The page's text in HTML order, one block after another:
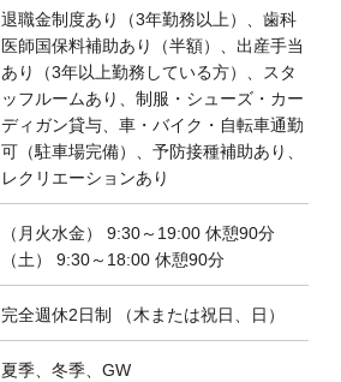
退職金制度あり（3年勤務以上）、歯科
医師国保料補助あり（半額）、出産手当
あり（3年以上勤務している方）、スタ
ッフルームあり、制服・シューズ・カー
ディガン貸与、車・バイク・自転車通勤
可（駐車場完備）、予防接種補助あり、
レクリエーションあり
（月火水金） 9:30～19:00 休憩90分
（土） 9:30～18:00 休憩90分
完全週休2日制 （木または祝日、日）
夏季、冬季、GW